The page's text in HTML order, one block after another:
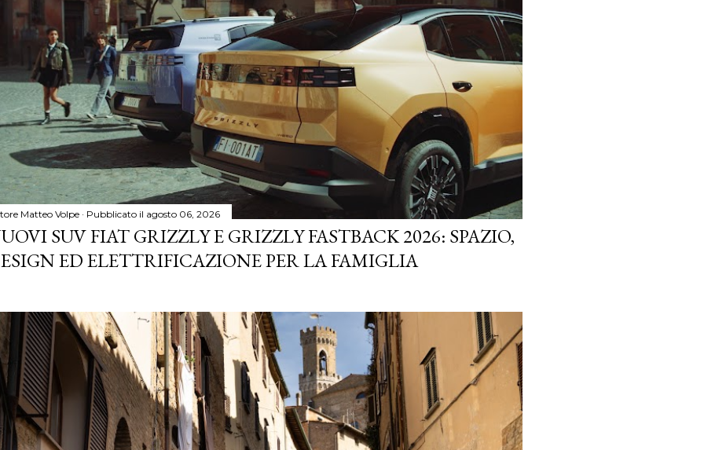
Matteo Volpe Pubblicato il agosto 06, 2026
SUV FIAT GRIZZLY E GRIZZLY FASTBACK 2026: SPAZIO,
ED ELETTRIFICAZIONE PER LA FAMIGLIA